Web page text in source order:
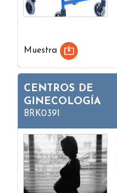
Muestra
CENTROS DE
GINECOLOGÍA
BRK0391